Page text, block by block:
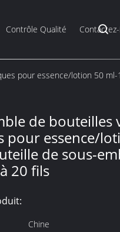
Contrôle Qualité
pour essence/lotion 50
de bouteilles
pour essence/
de sous-
20 fils
Chine